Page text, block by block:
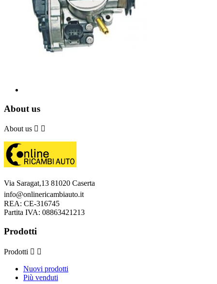
About us
About us  
Via Saragat,13 81020 Caserta
info@onlinericambiauto.it
REA: CE-316745
Partita IVA: 08863421213
Prodotti
Prodotti  
Nuovi prodotti
Più venduti